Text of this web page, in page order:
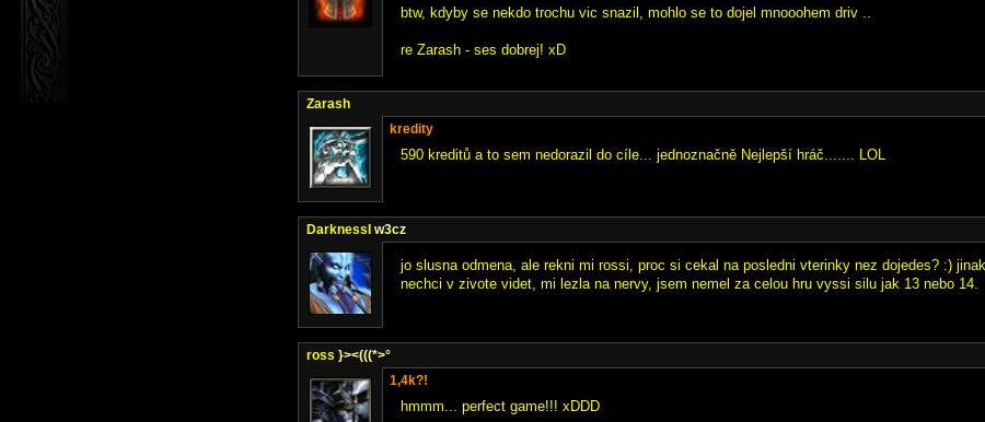
btw, kdyby se nekdo trochu vic snazil, mohlo se to dojel mnooohem driv ..
re Zarash - ses dobrej! xD
Zarash
kredity
590 kreditů a to sem nedorazil do cíle... jednoznačně Nejlepší hráč....... LOL
DarknessI w3cz
jo slusna odmena, ale rekni mi rossi, proc si cekal na posledni vterinky nez dojedes? :)
nechci v zivote videt, mi lezla na nervy, jsem nemel za celou hru vyssi silu jak 13 nebo 14.
ross }><(((*>°
1,4k?!
hmmm... perfect game!!! xDDD